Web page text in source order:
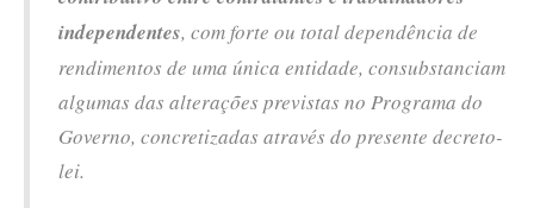
independentes, com forte ou total dependência de
rendimentos de uma única entidade, consubstanciam
algumas das alterações previstas no Programa do
Governo, concretizadas através do presente decreto-
lei.